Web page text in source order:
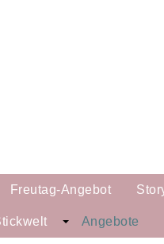
Freutag-Angebot
Angebote